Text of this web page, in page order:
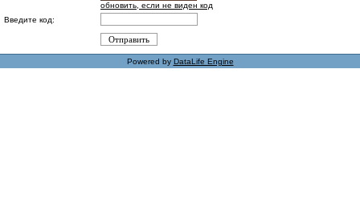
обновить, если не виден код
Введите код:
Powered by DataLife Engine